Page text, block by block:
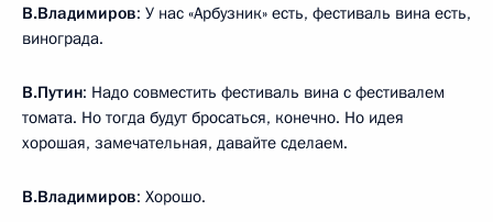
В.Владимиров: У нас «Арбузник» есть, фестиваль вина есть,
винограда.
В.Путин: Надо совместить фестиваль вина с фестивалем
томата. Но тогда будут бросаться, конечно. Но идея
хорошая, замечательная, давайте сделаем.
В.Владимиров: Хорошо.